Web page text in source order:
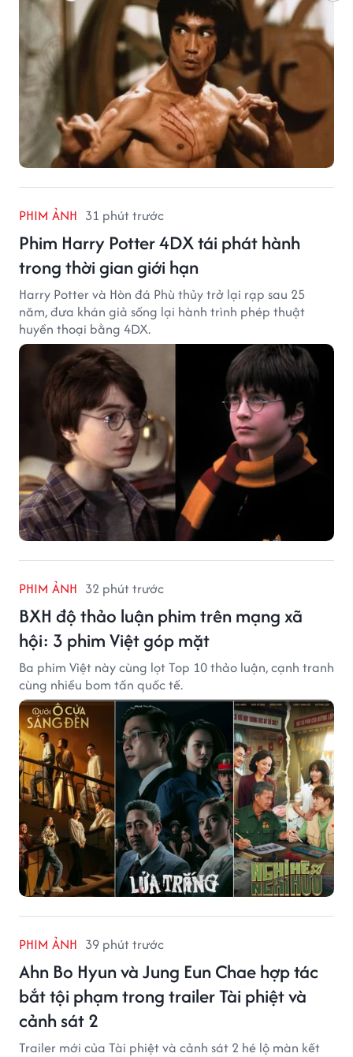
PHIM ẢNH 31 phút trước
Phim Harry Potter 4DX tái phát hành
trong thời gian giới hạn
Harry Potter và Hòn đá Phù thủy trở lại rạp sau 25
năm, đưa khán giả sống lại hành trình phép thuật
huyền thoại bằng 4DX.
PHIM ẢNH 32 phút trước
BXH độ thảo luận phim trên mạng xã
hội: 3 phim Việt góp mặt
Ba phim Việt này cùng lọt Top 10 thảo luận, cạnh tranh
cùng nhiều bom tấn quốc tế.
PHIM ẢNH 39 phút trước
Ahn Bo Hyun và Jung Eun Chae hợp tác
bắt tội phạm trong trailer Tài phiệt và
cảnh sát 2
Trailer mới của Tài phiệt và cảnh sát 2 hé lộ màn kết